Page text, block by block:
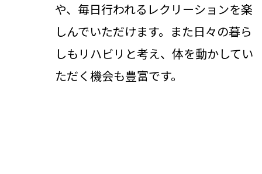
や、毎日行われるレクリーションを楽
しんでいただけます。また日々の暮ら
しもリハビリと考え、体を動かしてい
ただく機会も豊富です。